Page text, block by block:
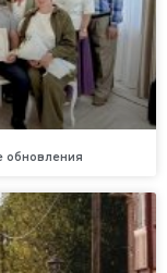
обновления